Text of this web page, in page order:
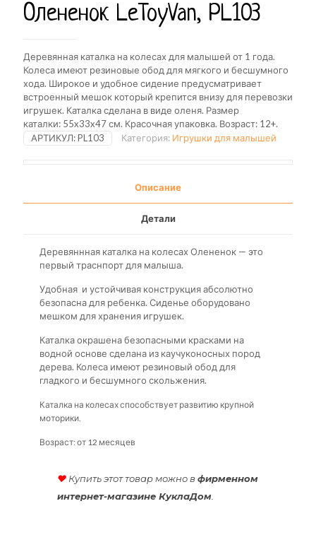
Олененок LeToyVan, PL103
Деревянная каталка на колесах для малышей от 1 года.
Колеса имеют резиновые обод для мягкого и бесшумного
хода. Широкое и удобное сидение предусматривает
встроенный мешок который крепится внизу для перевозки
игрушек. Каталка сделана в виде оленя. Размер
каталки: 55x33x47 см. Красочная упаковка. Возраст: 12+.
АРТИКУЛ:PL103 Категория: Игрушки для малышей
Описание
Детали
Деревяннная каталка на колесах Олененок — это
первый траснпорт для малыша.
Удобная и устойчивая конструкция абсолютно
безопасна для ребенка. Сиденье оборудовано
мешком для хранения игрушек.
Каталка окрашена безопасными красками на
водной основе сделана из каучуконосных пород
дерева. Колеса имеют резиновый обод для
гладкого и бесшумного скольжения.
Каталка на колесах способствует развитию крупной
моторики.
Возраст: от 12 месяцев
♥ Купить этот товар можно вфирменном
интернет-магазине КуклаДом